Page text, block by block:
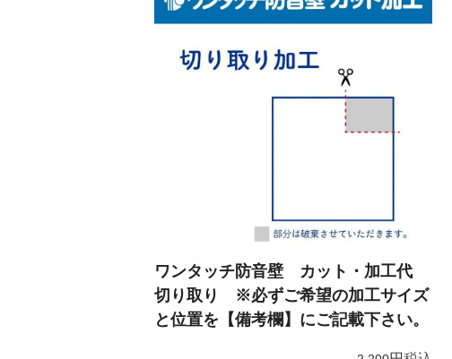
ワンタッチ防音壁 カット・加工代
切り取り ※必ずご希望の加工サイズ
と位置を【備考欄】にご記載下さい。